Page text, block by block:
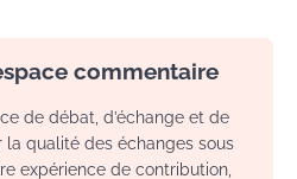
commentaire
de débat, d’échange et de
qualité des échanges sous
expérience de contribution,